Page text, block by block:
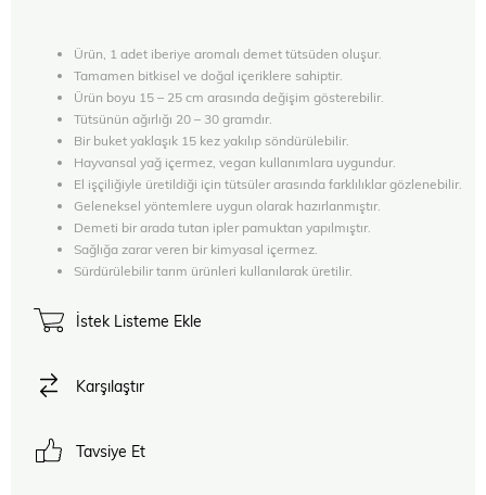
Ürün, 1 adet iberiye aromalı demet tütsüden oluşur.
Tamamen bitkisel ve doğal içeriklere sahiptir.
Ürün boyu 15 – 25 cm arasında değişim gösterebilir.
Tütsünün ağırlığı 20 – 30 gramdır.
Bir buket yaklaşık 15 kez yakılıp söndürülebilir.
Hayvansal yağ içermez, vegan kullanımlara uygundur.
El işçiliğiyle üretildiği için tütsüler arasında farklılıklar gözlenebilir.
Geleneksel yöntemlere uygun olarak hazırlanmıştır.
Demeti bir arada tutan ipler pamuktan yapılmıştır.
Sağlığa zarar veren bir kimyasal içermez.
Sürdürülebilir tarım ürünleri kullanılarak üretilir.
İstek Listeme Ekle
Karşılaştır
Tavsiye Et